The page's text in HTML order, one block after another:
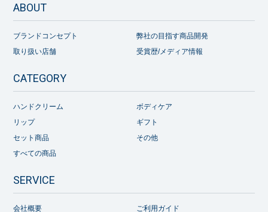
ABOUT
ブランドコンセプト
弊社の目指す商品開発
取り扱い店舗
受賞歴/メディア情報
CATEGORY
ハンドクリーム
ボディケア
リップ
ギフト
セット商品
その他
すべての商品
SERVICE
会社概要 ご利用ガイド